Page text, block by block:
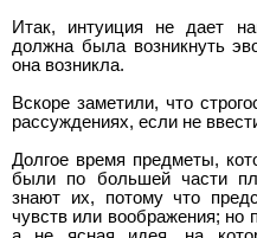
Итак, интуиция не дает
должна была возникнуть
она возникла.
Вскоре заметили, что
рассуждениях, если не
Долгое время предметы,
были по большей части
знают их, потому что
чувств или воображения; но